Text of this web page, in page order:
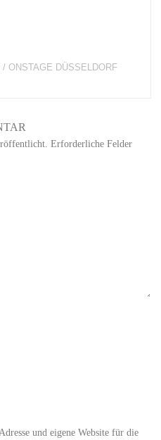
/ONSTAGE DÜSSELDORF
Erforderliche Felder
und eigene Website für die